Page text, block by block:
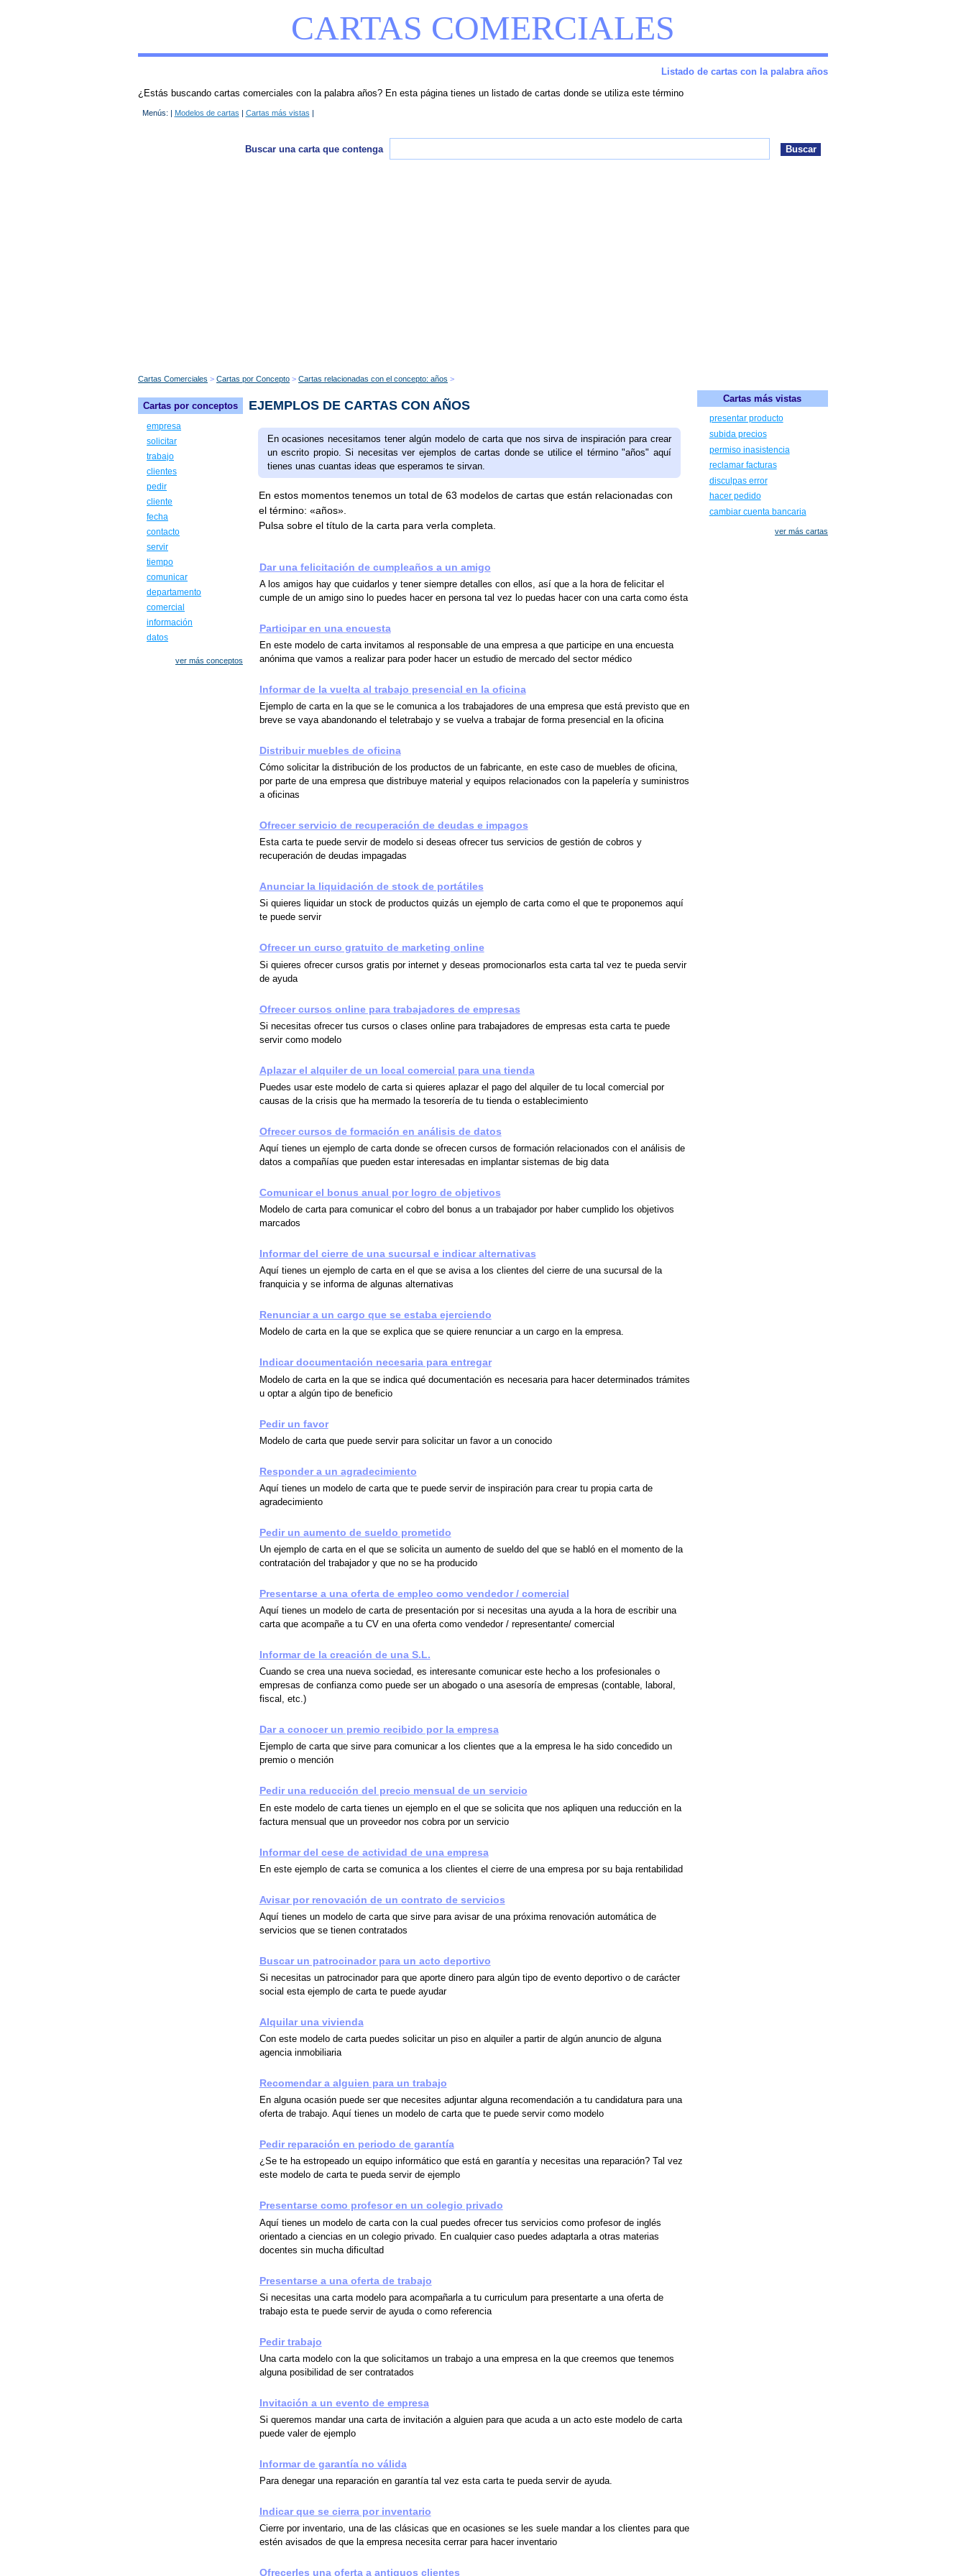
CARTAS COMERCIALES
Listado de cartas con la palabra años
¿Estás buscando cartas comerciales con la palabra años? En esta página tienes un listado de cartas donde se utiliza este término
Menús: | Modelos de cartas Cartas más vistas
Buscar una carta que contenga
Cartas Comerciales Cartas por Concepto Cartas relacionadas con el concepto: años
EJEMPLOS DE CARTAS CON AÑOS
En ocasiones necesitamos tener algún modelo de carta que nos sirva de inspiración para crear
un escrito propio. Si necesitas ver ejemplos de cartas donde se utilice el término "años" aquí
tienes unas cuantas ideas que esperamos te sirvan.
En estos momentos tenemos un total de 63 modelos de cartas que están relacionadas con
el término: «años».
Pulsa sobre el título de la carta para verla completa.
Dar una felicitación de cumpleaños a un amigo
A los amigos hay que cuidarlos y tener siempre detalles con ellos, así que a la hora de felicitar el
cumple de un amigo sino lo puedes hacer en persona tal vez lo puedas hacer con una carta como ésta
Participar en una encuesta
En este modelo de carta invitamos al responsable de una empresa a que participe en una encuesta
anónima que vamos a realizar para poder hacer un estudio de mercado del sector médico
Informar de la vuelta al trabajo presencial en la oficina
Ejemplo de carta en la que se le comunica a los trabajadores de una empresa que está previsto que en
breve se vaya abandonando el teletrabajo y se vuelva a trabajar de forma presencial en la oficina
Distribuir muebles de oficina
Cómo solicitar la distribución de los productos de un fabricante, en este caso de muebles de oficina,
por parte de una empresa que distribuye material y equipos relacionados con la papelería y suministros
a oficinas
Ofrecer servicio de recuperación de deudas e impagos
Esta carta te puede servir de modelo si deseas ofrecer tus servicios de gestión de cobros y
recuperación de deudas impagadas
Anunciar la liquidación de stock de portátiles
Si quieres liquidar un stock de productos quizás un ejemplo de carta como el que te proponemos aquí
te puede servir
Ofrecer un curso gratuito de marketing online
Si quieres ofrecer cursos gratis por internet y deseas promocionarlos esta carta tal vez te pueda servir
de ayuda
Ofrecer cursos online para trabajadores de empresas
Si necesitas ofrecer tus cursos o clases online para trabajadores de empresas esta carta te puede
servir como modelo
Aplazar el alquiler de un local comercial para una tienda
Puedes usar este modelo de carta si quieres aplazar el pago del alquiler de tu local comercial por
causas de la crisis que ha mermado la tesorería de tu tienda o establecimiento
Ofrecer cursos de formación en análisis de datos
Aquí tienes un ejemplo de carta donde se ofrecen cursos de formación relacionados con el análisis de
datos a compañías que pueden estar interesadas en implantar sistemas de big data
Comunicar el bonus anual por logro de objetivos
Modelo de carta para comunicar el cobro del bonus a un trabajador por haber cumplido los objetivos
marcados
Informar del cierre de una sucursal e indicar alternativas
Aquí tienes un ejemplo de carta en el que se avisa a los clientes del cierre de una sucursal de la
franquicia y se informa de algunas alternativas
Renunciar a un cargo que se estaba ejerciendo
Modelo de carta en la que se explica que se quiere renunciar a un cargo en la empresa.
Indicar documentación necesaria para entregar
Modelo de carta en la que se indica qué documentación es necesaria para hacer determinados trámites
u optar a algún tipo de beneficio
Pedir un favor
Modelo de carta que puede servir para solicitar un favor a un conocido
Responder a un agradecimiento
Aquí tienes un modelo de carta que te puede servir de inspiración para crear tu propia carta de
agradecimiento
Pedir un aumento de sueldo prometido
Un ejemplo de carta en el que se solicita un aumento de sueldo del que se habló en el momento de la
contratación del trabajador y que no se ha producido
Presentarse a una oferta de empleo como vendedor / comercial
Aquí tienes un modelo de carta de presentación por si necesitas una ayuda a la hora de escribir una
carta que acompañe a tu CV en una oferta como vendedor / representante/ comercial
Informar de la creación de una S.L.
Cuando se crea una nueva sociedad, es interesante comunicar este hecho a los profesionales o
empresas de confianza como puede ser un abogado o una asesoría de empresas (contable, laboral,
fiscal, etc.)
Dar a conocer un premio recibido por la empresa
Ejemplo de carta que sirve para comunicar a los clientes que a la empresa le ha sido concedido un
premio o mención
Pedir una reducción del precio mensual de un servicio
En este modelo de carta tienes un ejemplo en el que se solicita que nos apliquen una reducción en la
factura mensual que un proveedor nos cobra por un servicio
Informar del cese de actividad de una empresa
En este ejemplo de carta se comunica a los clientes el cierre de una empresa por su baja rentabilidad
Avisar por renovación de un contrato de servicios
Aquí tienes un modelo de carta que sirve para avisar de una próxima renovación automática de
servicios que se tienen contratados
Buscar un patrocinador para un acto deportivo
Si necesitas un patrocinador para que aporte dinero para algún tipo de evento deportivo o de carácter
social esta ejemplo de carta te puede ayudar
Alquilar una vivienda
Con este modelo de carta puedes solicitar un piso en alquiler a partir de algún anuncio de alguna
agencia inmobiliaria
Recomendar a alguien para un trabajo
En alguna ocasión puede ser que necesites adjuntar alguna recomendación a tu candidatura para una
oferta de trabajo. Aquí tienes un modelo de carta que te puede servir como modelo
Pedir reparación en periodo de garantía
¿Se te ha estropeado un equipo informático que está en garantía y necesitas una reparación? Tal vez
este modelo de carta te pueda servir de ejemplo
Presentarse como profesor en un colegio privado
Aquí tienes un modelo de carta con la cual puedes ofrecer tus servicios como profesor de inglés
orientado a ciencias en un colegio privado. En cualquier caso puedes adaptarla a otras materias
docentes sin mucha dificultad
Presentarse a una oferta de trabajo
Si necesitas una carta modelo para acompañarla a tu curriculum para presentarte a una oferta de
trabajo esta te puede servir de ayuda o como referencia
Pedir trabajo
Una carta modelo con la que solicitamos un trabajo a una empresa en la que creemos que tenemos
alguna posibilidad de ser contratados
Invitación a un evento de empresa
Si queremos mandar una carta de invitación a alguien para que acuda a un acto este modelo de carta
puede valer de ejemplo
Informar de garantía no válida
Para denegar una reparación en garantía tal vez esta carta te pueda servir de ayuda.
Indicar que se cierra por inventario
Cierre por inventario, una de las clásicas que en ocasiones se les suele mandar a los clientes para que
estén avisados de que la empresa necesita cerrar para hacer inventario
Ofrecerles una oferta a antiguos clientes
Cartas por conceptos
empresa
solicitar
trabajo
clientes
pedir
cliente
fecha
contacto
servir
tiempo
comunicar
departamento
comercial
información
datos
ver más conceptos
Cartas más vistas
presentar producto
subida precios
permiso inasistencia
reclamar facturas
disculpas error
hacer pedido
cambiar cuenta bancaria
ver más cartas